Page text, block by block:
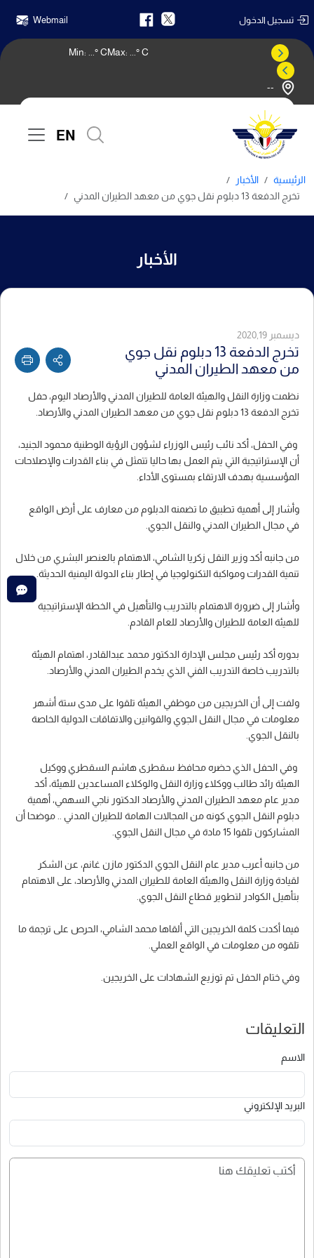
تسجيل الدخول Webmail
--
Max: ° C
Min: ° C
EN
الرئيسية
الأخبار
تخرج الدفعة 13 دبلوم نقل جوي من معهد الطيران المدني
الأخبار
ديسمبر 2020,19
تخرج الدفعة 13 دبلوم نقل جوي
من معهد الطيران المدني
نظمت وزارة النقل والهيئة العامة للطيران المدني والأرصاد اليوم، حفل
تخرج الدفعة 13 دبلوم نقل جوي من معهد الطيران المدني والأرصاد.
وفي الحفل، أكد نائب رئيس الوزراء لشؤون الرؤية الوطنية محمود الجنيد،
أن الإستراتيجية التي يتم العمل بها حاليا تتمثل في بناء القدرات والإصلاحات
المؤسسية بهدف الارتقاء بمستوى الأداء.
وأشار إلى أهمية تطبيق ما تضمنه الدبلوم من معارف على أرض الواقع
في مجال الطيران المدني والنقل الجوي.
من جانبه أكد وزير النقل زكريا الشامي، الاهتمام بالعنصر البشري من خلال
تنمية القدرات ومواكبة التكنولوجيا في إطار بناء الدولة اليمنية الحديثة.
وأشار إلى ضرورة الاهتمام بالتدريب والتأهيل في الخطة الإستراتيجية
للهيئة العامة للطيران والأرصاد للعام القادم.
بدوره أكد رئيس مجلس الإدارة الدكتور محمد عبدالقادر، اهتمام الهيئة
بالتدريب خاصة التدريب الفني الذي يخدم الطيران المدني والأرصاد.
ولفت إلى أن الخريجين من موظفي الهيئة تلقوا على مدى ستة أشهر
معلومات في مجال النقل الجوي والقوانين والاتفاقات الدولية الخاصة
بالنقل الجوي.
وفي الحفل الذي حضره محافظ سقطرى هاشم السقطري ووكيل
الهيئة رائد طالب ووكلاء وزارة النقل والوكلاء المساعدين للهيئة، أكد
مدير عام معهد الطيران المدني والأرصاد الدكتور ناجي السهمي، أهمية
دبلوم النقل الجوي كونه من المجالات الهامة للطيران المدني .. موضحا أن
المشاركون تلقوا 15 مادة في مجال النقل الجوي.
من جانبه أعرب مدير عام النقل الجوي الدكتور مازن غانم، عن الشكر
لقيادة وزارة النقل والهيئة العامة للطيران المدني والأرصاد، على الاهتمام
بتأهيل الكوادر لتطوير قطاع النقل الجوي.
فيما أكدت كلمة الخريجين التي ألقاها محمد الشامي، الحرص على ترجمة ما
تلقوه من معلومات في الواقع العملي.
وفي ختام الحفل تم توزيع الشهادات على الخريجين.
التعليقات
الاسم
البريد الإلكتروني